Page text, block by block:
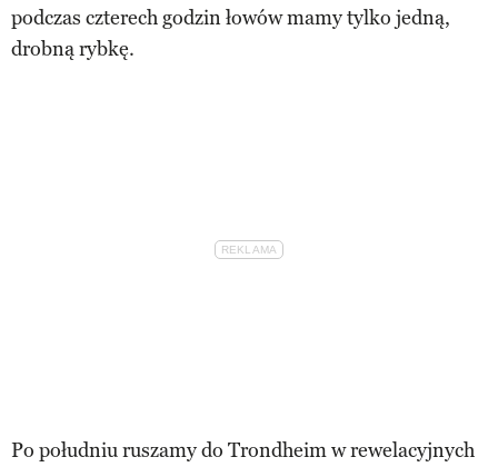
podczas czterech godzin łowów mamy tylko jedną,
drobną rybkę.
Po południu ruszamy do Trondheim w rewelacyjnych